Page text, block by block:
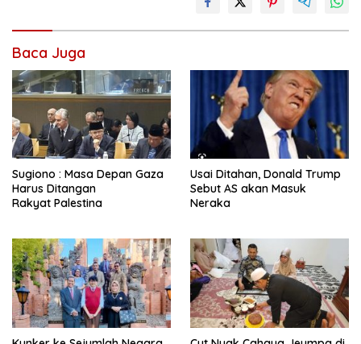
Baca Juga
Sugiono : Masa Depan Gaza
Harus Ditangan
Rakyat Palestina
Usai Ditahan, Donald Trump
Sebut AS akan Masuk
Neraka